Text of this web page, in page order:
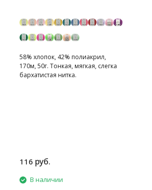
58% хлопок, 42% полиакрил,
170м, 50г. Тонкая, мягкая, слегка
бархатистая нитка.
116 руб.
В наличии